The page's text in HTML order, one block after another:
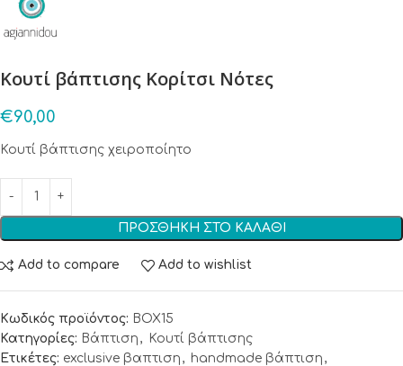
Κουτί βάπτισης Κορίτσι Νότες
€90,00
Κουτί βάπτισης χειροποίητο
ΠΡΟΣΘΉΚΗ ΣΤΟ ΚΑΛΆΘΙ
Add to compare Add to wishlist
Κωδικός προϊόντος: BOX15
Κατηγορίες: Βάπτιση ,
Κουτί βάπτισης
Ετικέτες: exclusive βαπτιση , handmade βάπτιση ,